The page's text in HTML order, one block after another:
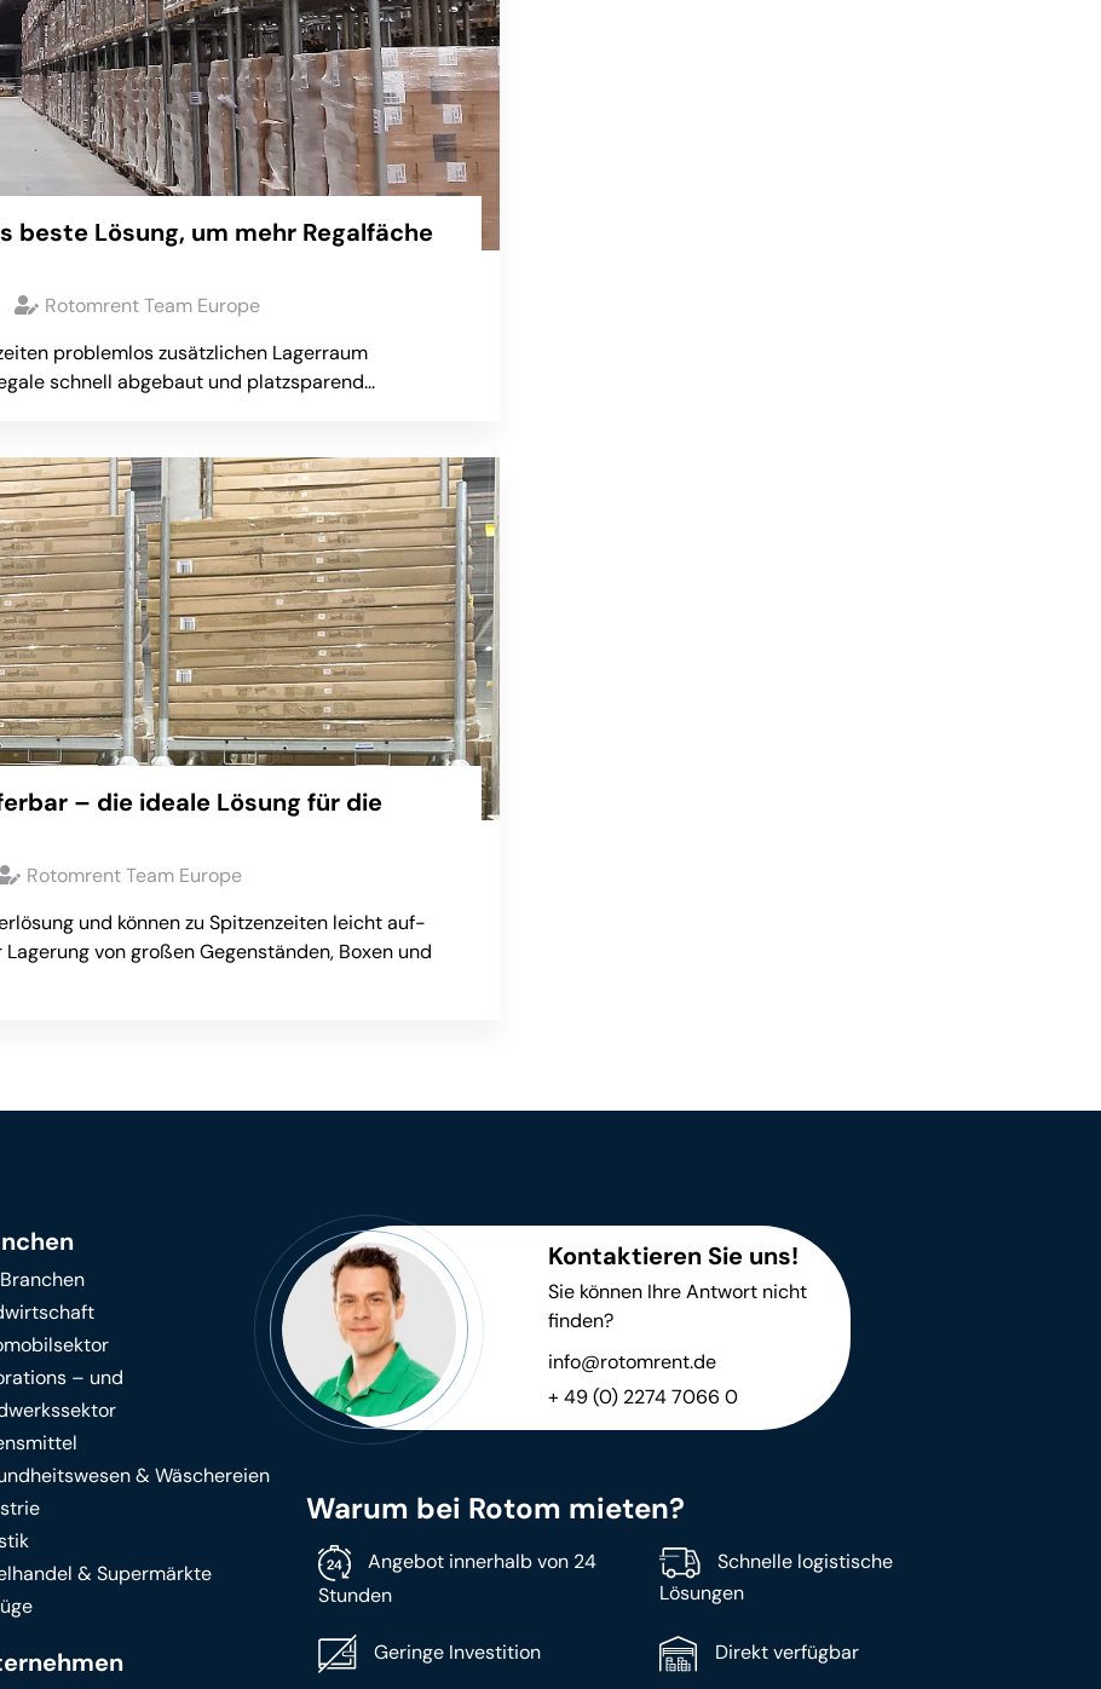
beste Lösung, um mehr Regalfäche
Rotomrent Team Europe
problemlos zusätzlichen Lagerraum
schnell abgebaut und platzsparend...
– die ideale Lösung für die
Rotomrent Team Europe
und können zu Spitzenzeiten leicht auf-
von großen Gegenständen, Boxen und
– und
& Wäschereien
& Supermärkte
Kontaktieren Sie uns!
Sie können Ihre Antwort nicht
finden?
info@rotomrent.de
+ 49 (0) 2274 7066 0
Warum bei Rotom mieten?
Angebot innerhalb von 24
Stunden
Schnelle logistische
Lösungen
Geringe Investition Direkt verfügbar